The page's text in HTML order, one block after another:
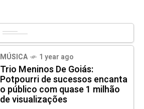
MÚSICA 1 year ago
Trio Meninos De Goiás:
Potpourri de sucessos encanta
o público com quase 1 milhão
de visualizações